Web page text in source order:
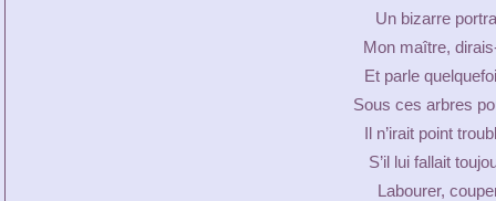
Un bizarre
Mon maître,
Et parle
Sous ces arbres
Il n’irait point
S’il lui fallait
Labourer,